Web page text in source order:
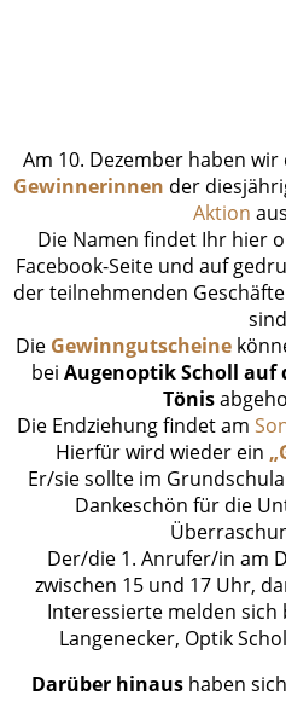
Am 10. Dezember haben
Gewinnerinnen der
Aktion
Die Namen findet Ihr hier
Facebook-Seite und auf
der teilnehmenden
Die Gewinngutscheine
bei Augenoptik Scholl auf
Tönis
Die Endziehung findet am
Hierfür wird wieder ein
Er/sie sollte im
Dankeschön für die
Der/die 1. Anrufer/in am
zwischen 15 und 17 Uhr,
Interessierte melden
Langenecker, Optik
Darüber hinaushaben